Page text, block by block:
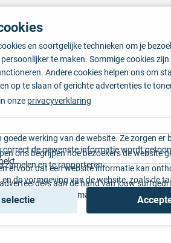
en soortgelijke technieken om je
te maken. Sommige cookies
Andere cookies helpen ons om
op te slaan of gerichte advertenties te
onze privacyverklaring
goede werking van de website. Ze zorgen er
correct de gewenste informatie wordt
ons begrijpen hoe bezoekers de website
en te rapporteren.
ervoor dat een website informatie kan
de vormgeving van de website, zoals de
u woont.
aan de hand van jouw
advertenties en op maat gemaakte content